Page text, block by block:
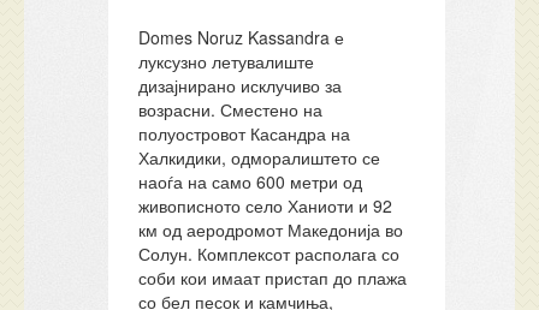
Domes Noruz Kassandra е
луксузно летувалиште
дизајнирано исклучиво за
возрасни. Сместено на
полуостровот Касандра на
Халкидики, одморалиштето се
наоѓа на само 600 метри од
живописното село Ханиоти и 92
км од аеродромот Македонија во
Солун. Комплексот располага со
соби кои имаат пристап до плажа
со бел песок и камчиња,